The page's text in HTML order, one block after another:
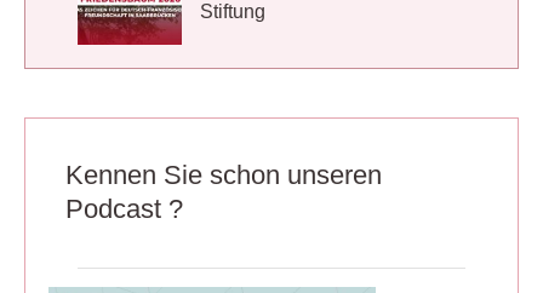
Stiftung
Kennen Sie schon unseren
Podcast ?